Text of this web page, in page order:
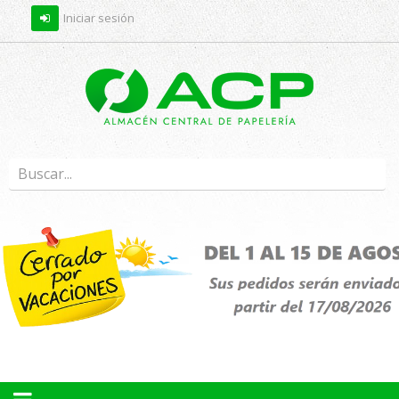
Iniciar sesión